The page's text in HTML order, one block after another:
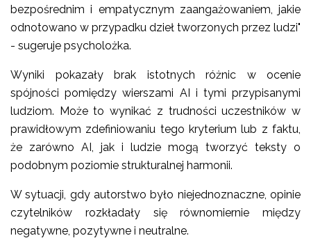
bezpośrednim i empatycznym zaangażowaniem, jakie
odnotowano w przypadku dzieł tworzonych przez ludzi"
- sugeruje psycholożka.
Wyniki pokazały brak istotnych różnic w ocenie
spójności pomiędzy wierszami AI i tymi przypisanymi
ludziom. Może to wynikać z trudności uczestników w
prawidłowym zdefiniowaniu tego kryterium lub z faktu,
że zarówno AI, jak i ludzie mogą tworzyć teksty o
podobnym poziomie strukturalnej harmonii.
W sytuacji, gdy autorstwo było niejednoznaczne, opinie
czytelników rozkładały się równomiernie między
negatywne, pozytywne i neutralne.